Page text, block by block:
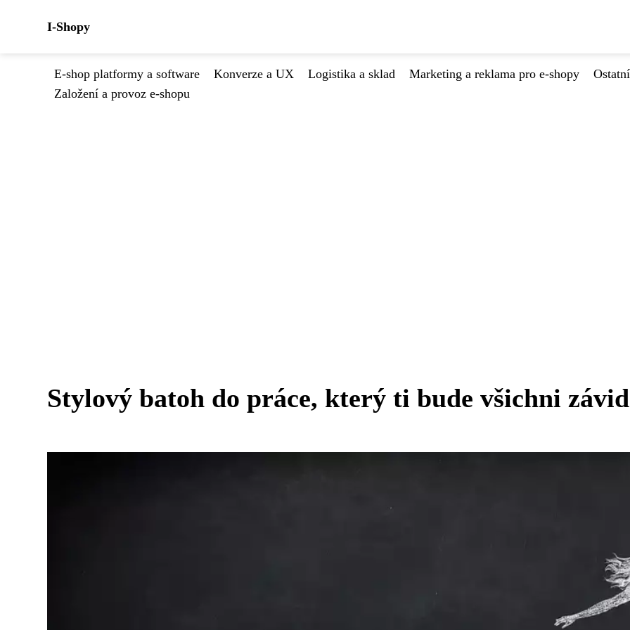
I-Shopy
E-shop platformy a software Konverze a UX Logistika a sklad Marketing a reklama pro e-shopy
Ostatní
Založení a provoz e-shopu
Stylový batoh do práce, který ti bude všichni